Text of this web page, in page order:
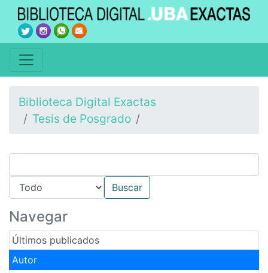
Biblioteca Digital Exactas
Tesis de Posgrado
Navegar
Últimos publicados
Autor